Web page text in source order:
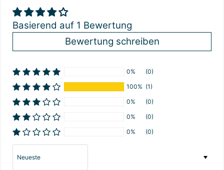
Basierend auf 1 Bewertung
Bewertung schreiben
0%
(0)
100% (1)
0%
(0)
0%
(0)
0%
(0)